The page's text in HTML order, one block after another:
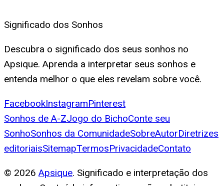
Significado dos Sonhos
Descubra o significado dos seus sonhos no
Apsique. Aprenda a interpretar seus sonhos e
entenda melhor o que eles revelam sobre você.
FacebookInstagramPinterest
Sonhos de A-ZJogo do BichoConte seu
SonhoSonhos da ComunidadeSobreAutorDiretrizes
editoriaisSitemapTermosPrivacidadeContato
© 2026 Apsique. Significado e interpretação dos